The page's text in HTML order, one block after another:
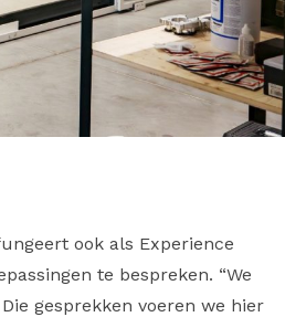
ook als Experience
te bespreken. “We
gesprekken voeren we hier